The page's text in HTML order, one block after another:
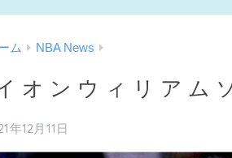
ム NBA News
オンウィリアム
年12月11日